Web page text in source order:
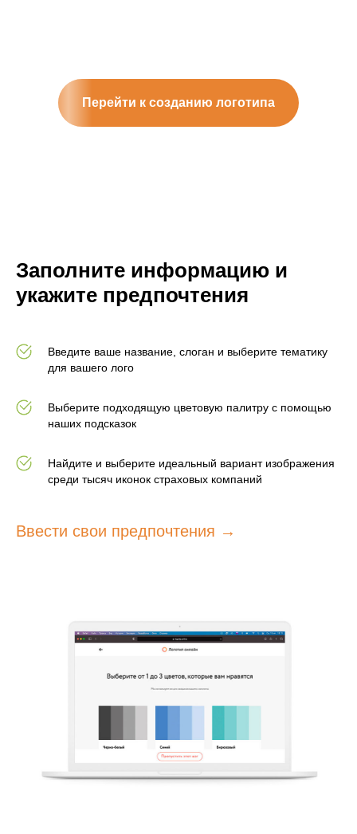
Перейти к созданию логотипа
Заполните информацию и
укажите предпочтения
Введите ваше название, слоган и выберите тематику
для вашего лого
Выберите подходящую цветовую палитру с помощью
наших подсказок
Найдите и выберите идеальный вариант изображения
среди тысяч иконок страховых компаний
Ввести свои предпочтения